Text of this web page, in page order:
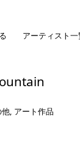
アーティスト一
他, アート作品